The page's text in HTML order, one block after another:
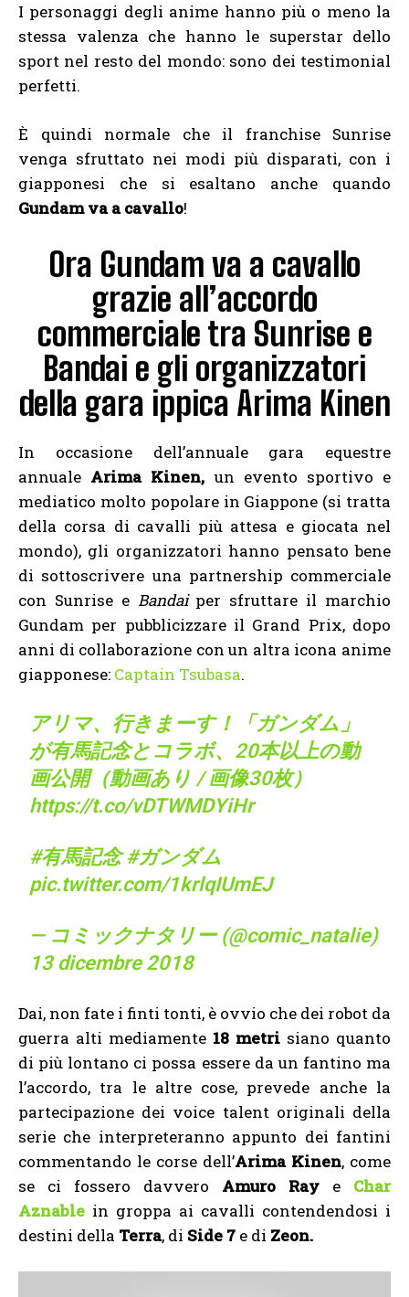
I personaggi degli anime hanno più o meno la
stessa valenza che hanno le superstar dello
sport nel resto del mondo: sono dei testimonial
perfetti.
È quindi normale che il franchise Sunrise
venga sfruttato nei modi più disparati, con i
giapponesi che si esaltano anche quando
Gundam va a cavallo!
Ora Gundam va a cavallo
grazie all’accordo
commerciale tra Sunrise e
Bandai e gli organizzatori
della gara ippica Arima Kinen
In occasione dell’annuale gara equestre
annuale Arima Kinen, un evento sportivo e
mediatico molto popolare in Giappone (si tratta
della corsa di cavalli più attesa e giocata nel
mondo), gli organizzatori hanno pensato bene
di sottoscrivere una partnership commerciale
con Sunrise e Bandaiper sfruttare il marchio
Gundam per pubblicizzare il Grand Prix, dopo
anni di collaborazione con un altra icona anime
giapponese: Captain Tsubasa.
アリマ、行きまーす！「ガンダム」
が有馬記念とコラボ、20本以上の動
画公開（動画あり / 画像30枚）
https://t.co/vDTWMDYiHr
#有馬記念 #ガンダム
pic.twitter.com/1krlqIUmEJ
— コミックナタリー (@comic_natalie)
13 dicembre 2018
Dai, non fate i finti tonti, è ovvio che dei robot da
guerra alti mediamente 18 metri siano quanto
di più lontano ci possa essere da un fantino ma
l’accordo, tra le altre cose, prevede anche la
partecipazione dei voice talent originali della
serie che interpreteranno appunto dei fantini
commentando le corse dell’Arima Kinen, come
se ci fossero davvero Amuro Ray e Char
Aznable in groppa ai cavalli contendendosi i
destini della Terra, di Side 7 e di Zeon.